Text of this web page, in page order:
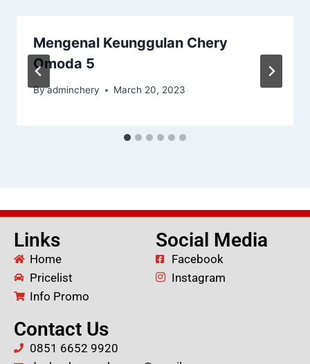
Mengenal Keunggulan Chery
Omoda 5
Byadminchery March 20, 2023
Links
Home
Pricelist
Info Promo
Social Media
Facebook
Instagram
Contact Us
0851 6652 9920